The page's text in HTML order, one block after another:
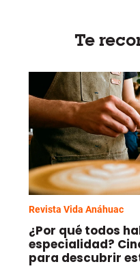
Te
Revista Vida Anáhuac
¿Por qué todos
especialidad?
para descubrir